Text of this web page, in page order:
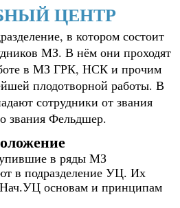
Й ЦЕНТР
в котором состоит
МЗ. В нём они проходят
в МЗ ГРК, НСК и прочим
плодотворной работы. В
сотрудники от звания
звания Фельдшер.
в ряды МЗ
в подразделение УЦ. Их
основам и принципам